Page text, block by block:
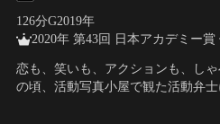
126分G2019年
2020年 第43回 日本アカデミー
恋も、笑いも、アクションも、し
の頃、活動写真小屋で観た活動弁